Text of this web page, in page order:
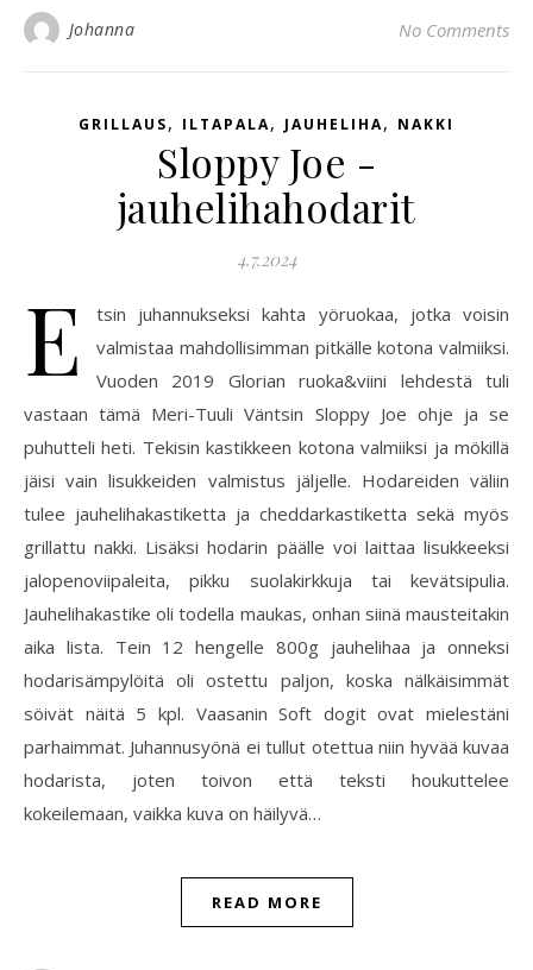
Johanna No Comments
GRILLAUS, ILTAPALA, JAUHELIHA, NAKKI
Sloppy Joe -
jauhelihahodarit
4.7.2024
E
tsin juhannukseksi kahta yöruokaa, jotka voisin
valmistaa mahdollisimman pitkälle kotona valmiiksi.
Vuoden 2019 Glorian ruoka&viini lehdestä tuli
vastaan tämä Meri-Tuuli Väntsin Sloppy Joe ohje ja se
puhutteli heti. Tekisin kastikkeen kotona valmiiksi ja mökillä
jäisi vain lisukkeiden valmistus jäljelle. Hodareiden väliin
tulee jauhelihakastiketta ja cheddarkastiketta sekä myös
grillattu nakki. Lisäksi hodarin päälle voi laittaa lisukkeeksi
jalopenoviipaleita, pikku suolakirkkuja tai kevätsipulia.
Jauhelihakastike oli todella maukas, onhan siinä mausteitakin
aika lista. Tein 12 hengelle 800g jauhelihaa ja onneksi
hodarisämpylöitä oli ostettu paljon, koska nälkäisimmät
söivät näitä 5 kpl. Vaasanin Soft dogit ovat mielestäni
parhaimmat. Juhannusyönä ei tullut otettua niin hyvää kuvaa
hodarista, joten toivon että teksti houkuttelee
kokeilemaan, vaikka kuva on häilyvä…
READ MORE